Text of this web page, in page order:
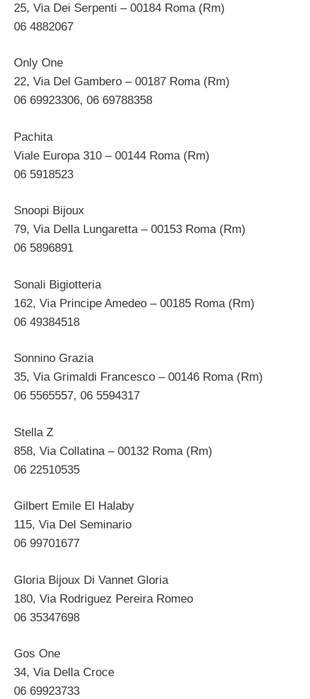
25, Via Dei Serpenti – 00184 Roma (Rm)
06 4882067
Only One
22, Via Del Gambero – 00187 Roma (Rm)
06 69923306, 06 69788358
Pachita
Viale Europa 310 – 00144 Roma (Rm)
06 5918523
Snoopi Bijoux
79, Via Della Lungaretta – 00153 Roma (Rm)
06 5896891
Sonali Bigiotteria
162, Via Principe Amedeo – 00185 Roma (Rm)
06 49384518
Sonnino Grazia
35, Via Grimaldi Francesco – 00146 Roma (Rm)
06 5565557, 06 5594317
Stella Z
858, Via Collatina – 00132 Roma (Rm)
06 22510535
Gilbert Emile El Halaby
115, Via Del Seminario
06 99701677
Gloria Bijoux Di Vannet Gloria
180, Via Rodriguez Pereira Romeo
06 35347698
Gos One
34, Via Della Croce
06 69923733